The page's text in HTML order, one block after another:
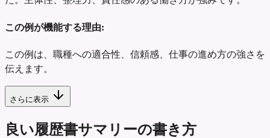
この例が機能する理由:
この例は、職種への適合性、信頼感、仕事の進め方の強さを
伝えます。
さらに表示
良い履歴書サマリーの書き方